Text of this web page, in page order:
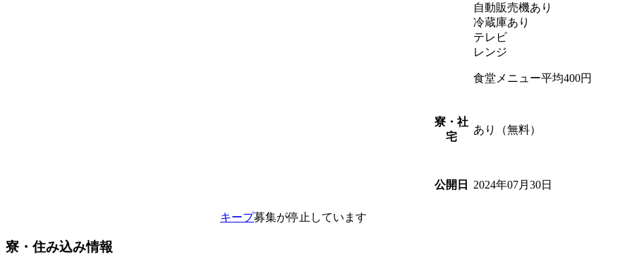
自動販売機あり
冷蔵庫あり
テレビ
レンジ
食堂メニュー平均400円
寮・社
宅
あり（無料）
公開日 2024年07月30日
キープ募集が停止しています
寮・住み込み情報